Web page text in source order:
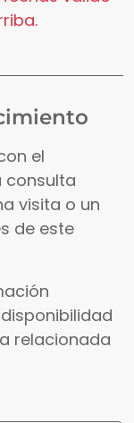
el
consulta
visita o un
de este
relacionada